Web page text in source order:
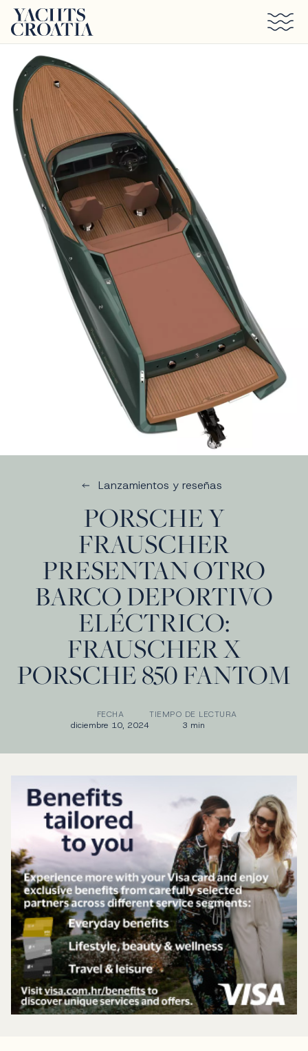
Saltar al contenido principal
Lanzamientos y reseñas
PORSCHE Y
FRAUSCHER
PRESENTAN OTRO
BARCO DEPORTIVO
ELÉCTRICO:
FRAUSCHER X
PORSCHE 850 FANTOM
FECHA
diciembre 10, 2024
TIEMPO DE LECTURA
3 min